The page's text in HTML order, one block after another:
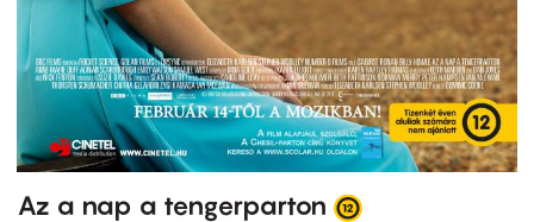
Az a nap a tengerparton